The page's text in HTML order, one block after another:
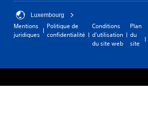
Luxembourg
Mentions
juridiques
Politique de
confidentialité
Conditions
d'utilisation
du site web
Plan
du
site